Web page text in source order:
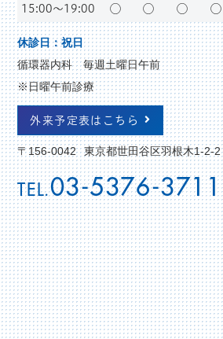
2025.12.04 お知らせ
年末年始診療日のご案内
15:00～19:00 ◯ ◯ ◯ ◯
休診日：祝日
循環器内科 毎週土曜日午前
※日曜午前診療
外来予定表はこちら
〒156-0042 東京都世田谷区羽根木1-2-2
TEL.03-5376-3711